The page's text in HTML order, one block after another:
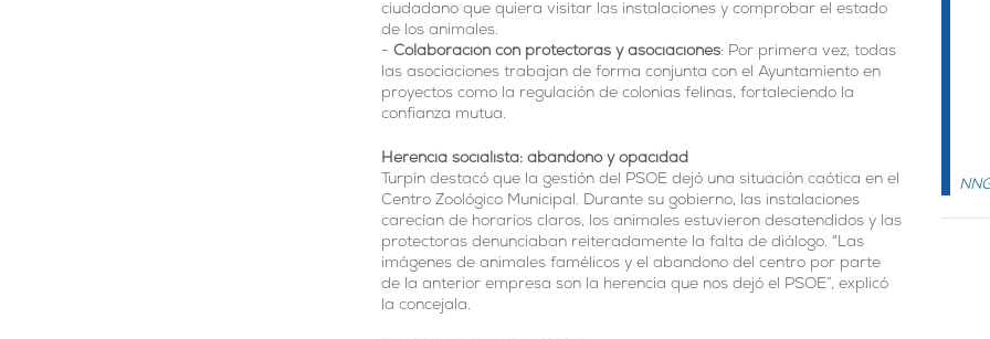
ciudadano que quiera visitar las instalaciones y comprobar el estado
de los animales.
Colaboración con protectoras y asociaciones: Por primera vez, todas
las asociaciones trabajan de forma conjunta con el Ayuntamiento en
proyectos como la regulación de colonias felinas, fortaleciendo la
confianza mutua.
Herencia socialista: abandono y opacidad
Turpín destacó que la gestión del PSOE dejó una situación caótica en el
Centro Zoológico Municipal. Durante su gobierno, las instalaciones
carecían de horarios claros, los animales estuvieron desatendidos y las
protectoras denunciaban reiteradamente la falta de diálogo. “Las
imágenes de animales famélicos y el abandono del centro por parte
de la anterior empresa son la herencia que nos dejó el PSOE”, explicó
la concejala.